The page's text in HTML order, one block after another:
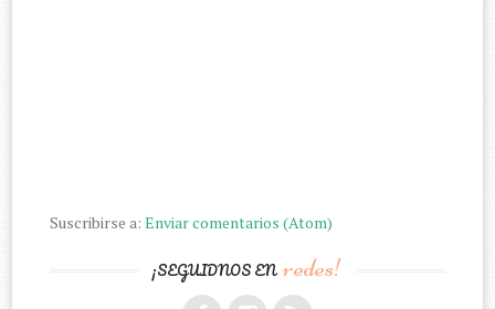
Suscribirse a:Enviar comentarios (Atom)
¡SEGUIDNOS ENredes!